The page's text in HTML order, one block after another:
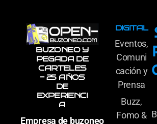
BUZONEO Y
PEGADA DE
CARTELES
- 25 AÑOS
DE
EXPERIENCI
A
Empresa de buzoneo
DIGITAL
Eventos,
Comuni
cación y
Prensa
Buzz,
Fomo &